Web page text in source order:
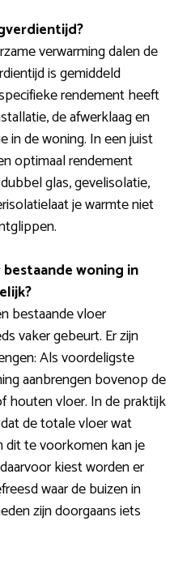
verwarming dalen de
is gemiddeld
rendement heeft
de afwerklaag en
in de woning. In een juist
optimaal rendement
glas, gevelisolatie,
je warmte niet
woning in
bestaande vloer
vaker gebeurt. Er zijn
Als voordeligste
aanbrengen bovenop de
houten vloer. In de praktijk
de totale vloer wat
te voorkomen kan je
kiest worden er
waar de buizen in
zijn doorgaans iets